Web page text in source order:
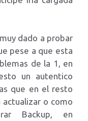
dado a probar
pese a que esta
de la 1, en
un autentico
que en el resto
o como
Backup, en